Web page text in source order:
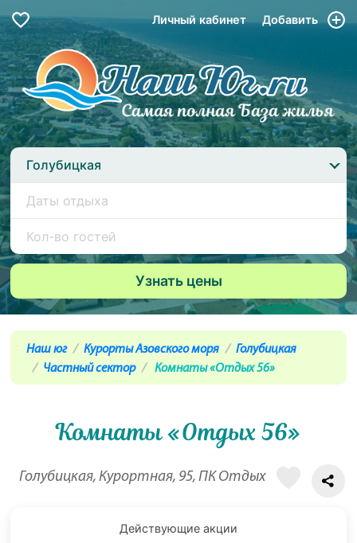
Личный кабинет Добавить
Голубицкая
Наш юг Курорты Азовского моря
Голубицкая
Частный сектор
Комнаты «Отдых 56»
Комнаты «Отдых 56»
Голубицкая, Курортная, 95, ПК Отдых
Действующие акции